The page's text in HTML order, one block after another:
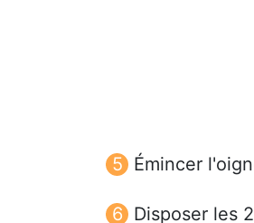
Émincer
Disposer les